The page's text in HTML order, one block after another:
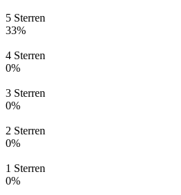
5 Sterren
33%
4 Sterren
0%
3 Sterren
0%
2 Sterren
0%
1 Sterren
0%